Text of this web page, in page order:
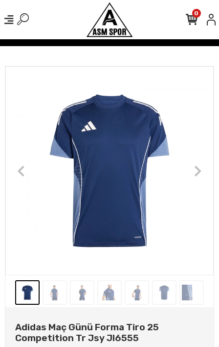
Kargo Ücretsiz! 500 TL Üzeri Tüm Alışverişlerinizde
0
Adidas Maç Günü Forma Tiro 25
Competition Tr Jsy JI6555